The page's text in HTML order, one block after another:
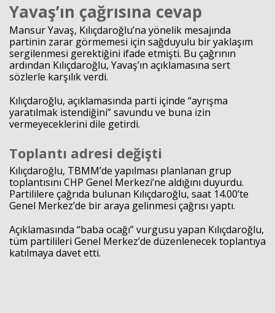
Yavaş’ın çağrısına cevap
Mansur Yavaş, Kılıçdaroğlu’na yönelik mesajında
partinin zarar görmemesi için sağduyulu bir yaklaşım
sergilenmesi gerektiğini ifade etmişti. Bu çağrının
ardından Kılıçdaroğlu, Yavaş’ın açıklamasına sert
sözlerle karşılık verdi.
Kılıçdaroğlu, açıklamasında parti içinde “ayrışma
yaratılmak istendiğini” savundu ve buna izin
vermeyeceklerini dile getirdi.
Toplantı adresi değişti
Kılıçdaroğlu, TBMM’de yapılması planlanan grup
toplantısını CHP Genel Merkezi’ne aldığını duyurdu.
Partililere çağrıda bulunan Kılıçdaroğlu, saat 14.00’te
Genel Merkez’de bir araya gelinmesi çağrısı yaptı.
Açıklamasında “baba ocağı” vurgusu yapan Kılıçdaroğlu,
tüm partilileri Genel Merkez’de düzenlenecek toplantıya
katılmaya davet etti.
Haberin Doğru Adresi.